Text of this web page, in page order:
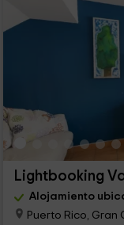
Alojamiento
Puerto Rico, Gran